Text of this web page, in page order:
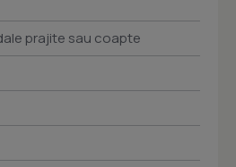
prajite sau coapte